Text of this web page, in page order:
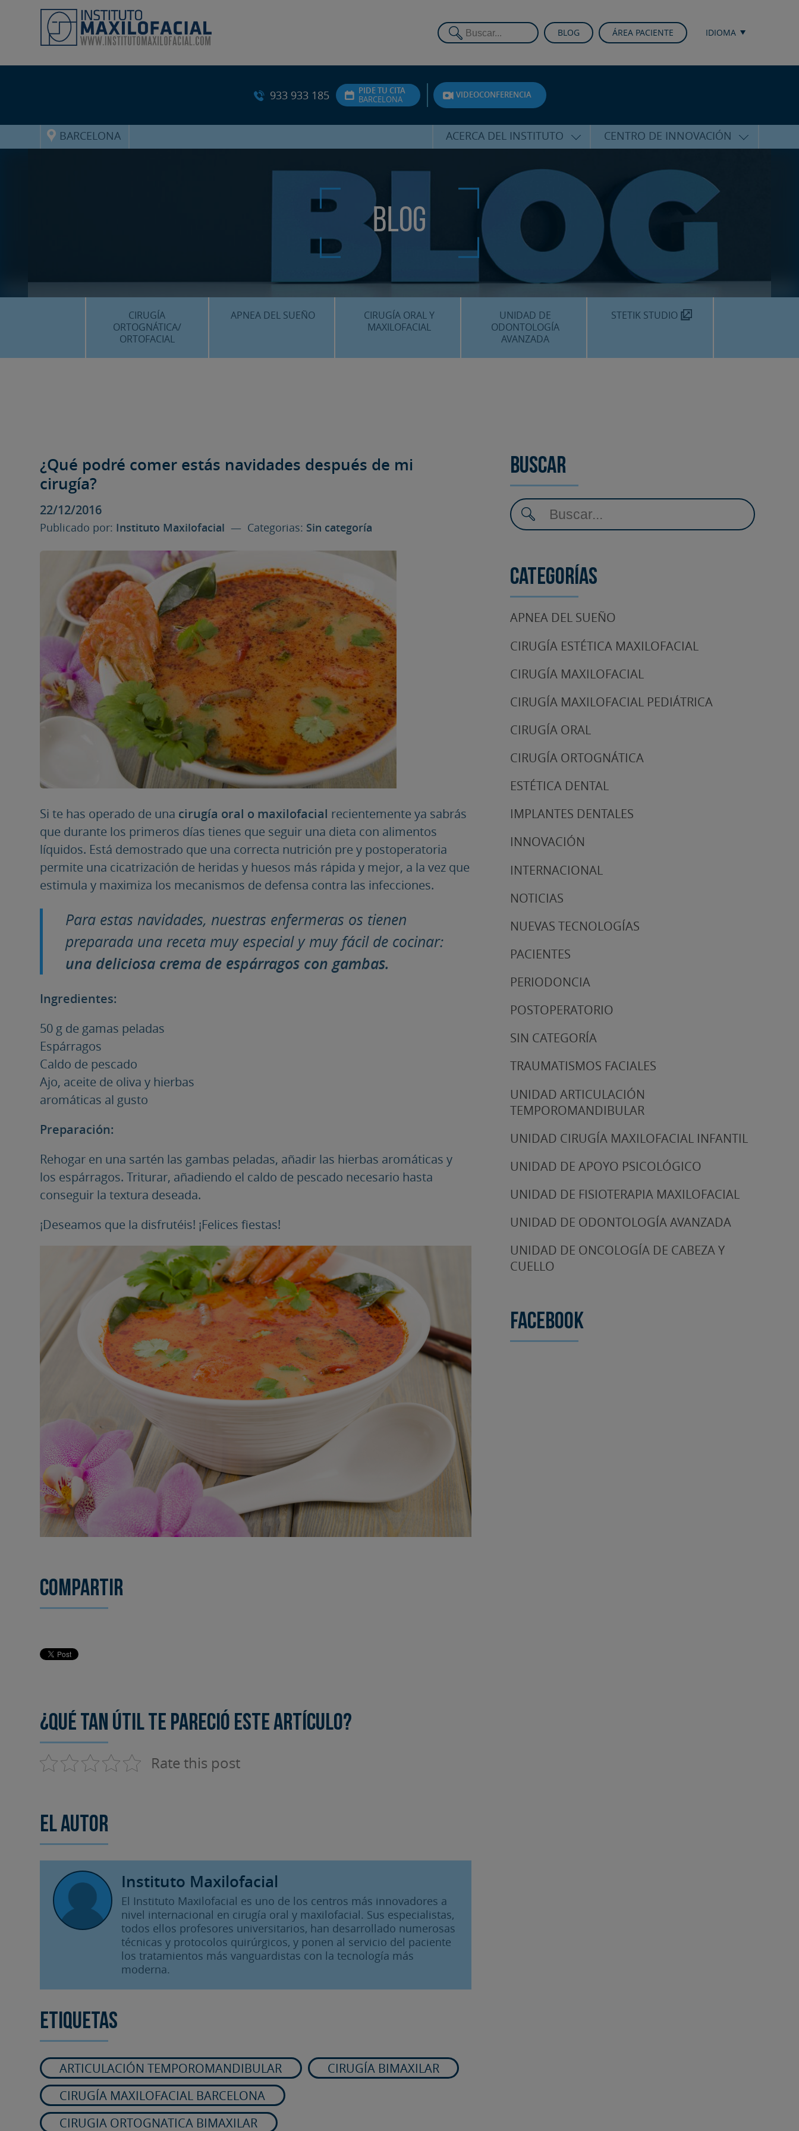
BLOG ÁREA PACIENTE IDIOMA
933 933 185
PIDE TU CITA
BARCELONA
VIDEOCONFERENCIA
BARCELONA ACERCA DEL INSTITUTO
EQUIPO
ATENCIÓN PERSONALIZADA
UNIDAD DE ACOMPAÑAMIENTO
PSICOLÓGICO
SERVICIOS INTERNACIONALES
CENTRO MÉDICO TEKNON
CENTRO DE INNOVACIÓN
CURSOS Y CONFERENCIAS
FORMACIÓN
PUBLICACIONES CIENTÍFICAS
LA VOZ DEL EXPERTO
Blog
CIRUGÍA
ORTOGNÁTICA/
ORTOFACIAL
PLANIFICACIÓN 3D
APNEA DEL SUEÑO
FAQS
CIRUGÍA ORAL Y
MAXILOFACIAL
UNIDAD DE
ODONTOLOGÍA
AVANZADA
STETIK STUDIO
¿Qué podré comer estás navidades después de mi
cirugía?
22/12/2016
Publicado por: Instituto Maxilofacial — Categorias: Sin categoría
Si te has operado de una cirugía oral o maxilofacial recientemente ya sabrás
que durante los primeros días tienes que seguir una dieta con alimentos
líquidos. Está demostrado que una correcta nutrición pre y postoperatoria
permite una cicatrización de heridas y huesos más rápida y mejor, a la vez que
estimula y maximiza los mecanismos de defensa contra las infecciones.
Para estas navidades, nuestras enfermeras os tienen
preparada una receta muy especial y muy fácil de cocinar:
una deliciosa crema de espárragos con gambas.
Ingredientes:
50 g de gamas peladas
Espárragos
Caldo de pescado
Ajo, aceite de oliva y hierbas
aromáticas al gusto
Preparación:
Rehogar en una sartén las gambas peladas, añadir las hierbas aromáticas y
los espárragos. Triturar, añadiendo el caldo de pescado necesario hasta
conseguir la textura deseada.
¡Deseamos que la disfrutéis! ¡Felices fiestas!
Compartir
¿Qué tan útil te pareció este artículo?
Rate this post
El autor
Instituto Maxilofacial
El Instituto Maxilofacial es uno de los centros más innovadores a
nivel internacional en cirugía oral y maxilofacial. Sus especialistas,
todos ellos profesores universitarios, han desarrollado numerosas
técnicas y protocolos quirúrgicos, y ponen al servicio del paciente
los tratamientos más vanguardistas con la tecnología más
moderna.
Etiquetas
ARTICULACIÓN TEMPOROMANDIBULAR
CIRUGÍA BIMAXILAR
CIRUGÍA MAXILOFACIAL BARCELONA
CIRUGIA ORTOGNATICA BIMAXILAR
Buscar
Categorías
APNEA DEL SUEÑO
CIRUGÍA ESTÉTICA MAXILOFACIAL
CIRUGÍA MAXILOFACIAL
CIRUGÍA MAXILOFACIAL PEDIÁTRICA
CIRUGÍA ORAL
CIRUGÍA ORTOGNÁTICA
ESTÉTICA DENTAL
IMPLANTES DENTALES
INNOVACIÓN
INTERNACIONAL
NOTICIAS
NUEVAS TECNOLOGÍAS
PACIENTES
PERIODONCIA
POSTOPERATORIO
SIN CATEGORÍA
TRAUMATISMOS FACIALES
UNIDAD ARTICULACIÓN
TEMPOROMANDIBULAR
UNIDAD CIRUGÍA MAXILOFACIAL INFANTIL
UNIDAD DE APOYO PSICOLÓGICO
UNIDAD DE FISIOTERAPIA MAXILOFACIAL
UNIDAD DE ODONTOLOGÍA AVANZADA
UNIDAD DE ONCOLOGÍA DE CABEZA Y
CUELLO
Facebook